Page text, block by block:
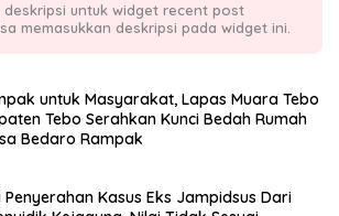
untuk widget recent post
memasukkan deskripsi pada widget ini.
untuk Masyarakat, Lapas Muara Tebo
Tebo Serahkan Kunci Bedah Rumah
Bedaro Rampak
Penyerahan Kasus Eks Jampidsus Dari